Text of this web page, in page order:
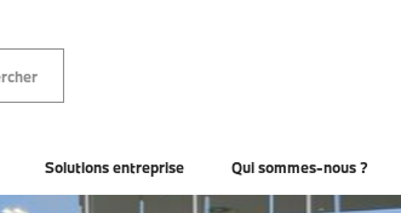
Solutions entreprise Qui sommes-nous ?